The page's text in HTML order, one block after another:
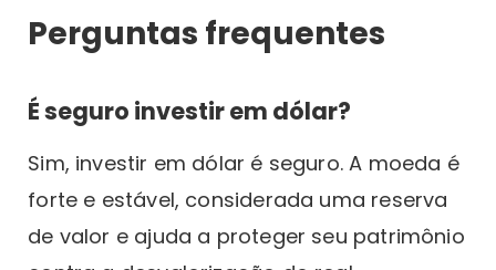
Perguntas frequentes
É seguro investir em dólar?
Sim, investir em dólar é seguro. A moeda é
forte e estável, considerada uma reserva
de valor e ajuda a proteger seu patrimônio